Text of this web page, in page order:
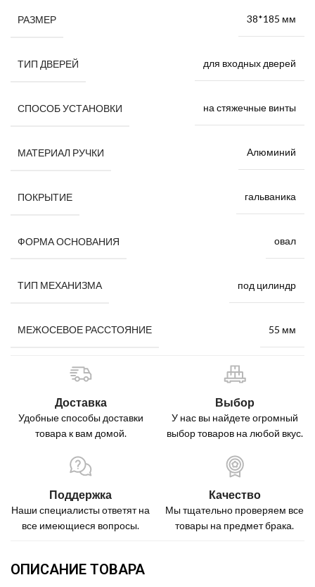
РАЗМЕР 38*185 мм
ТИП ДВЕРЕЙ для входных дверей
СПОСОБ УСТАНОВКИ на стяжечные винты
МАТЕРИАЛ РУЧКИ Алюминий
ПОКРЫТИЕ гальваника
ФОРМА ОСНОВАНИЯ овал
ТИП МЕХАНИЗМА под цилиндр
МЕЖОСЕВОЕ РАССТОЯНИЕ 55 мм
Доставка
Удобные способы доставки
товара к вам домой.
Выбор
У нас вы найдете огромный
выбор товаров на любой вкус.
Поддержка
Наши специалисты ответят на
все имеющиеся вопросы.
Качество
Мы тщательно проверяем все
товары на предмет брака.
ОПИСАНИЕ ТОВАРА